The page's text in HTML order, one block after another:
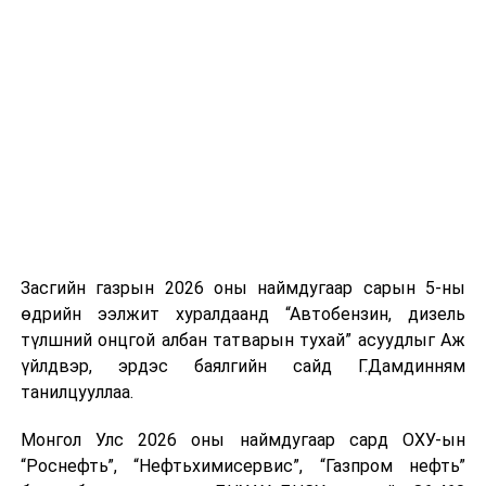
Засгийн газрын 2026 оны наймдугаар сарын 5-ны
өдрийн ээлжит хуралдаанд “Автобензин, дизель
түлшний онцгой албан татварын тухай” асуудлыг Аж
үйлдвэр, эрдэс баялгийн сайд Г.Дамдинням
танилцууллаа.
Монгол Улс 2026 оны наймдугаар сард ОХУ-ын
“Роснефть”, “Нефтьхимисервис”, “Газпром нефть”